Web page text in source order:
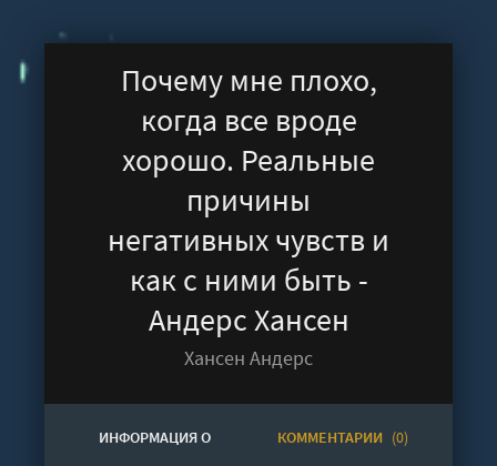
Почему мне плохо,
когда все вроде
хорошо. Реальные
причины
негативных чувств и
как с ними быть -
Андерс Хансен
Хансен Андерс
ИНФОРМАЦИЯ О КОММЕНТАРИИ (0)